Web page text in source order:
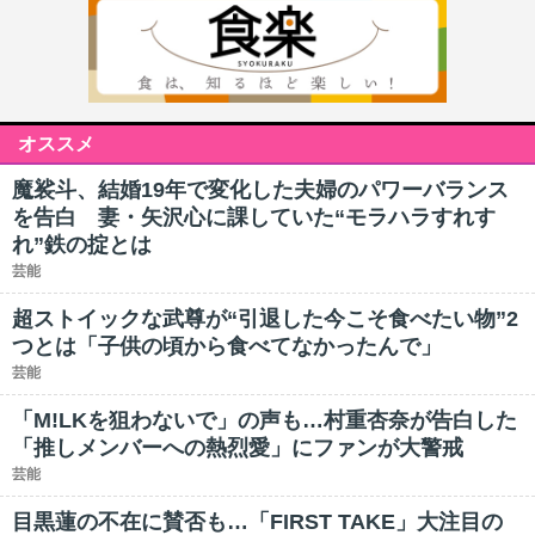
オススメ
魔裟斗、結婚19年で変化した夫婦のパワーバランス
を告白 妻・矢沢心に課していた“モラハラすれす
れ”鉄の掟とは
芸能
超ストイックな武尊が“引退した今こそ食べたい物”2
つとは「子供の頃から食べてなかったんで」
芸能
「M!LKを狙わないで」の声も…村重杏奈が告白した
「推しメンバーへの熱烈愛」にファンが大警戒
芸能
目黒蓮の不在に賛否も…「FIRST TAKE」大注目の